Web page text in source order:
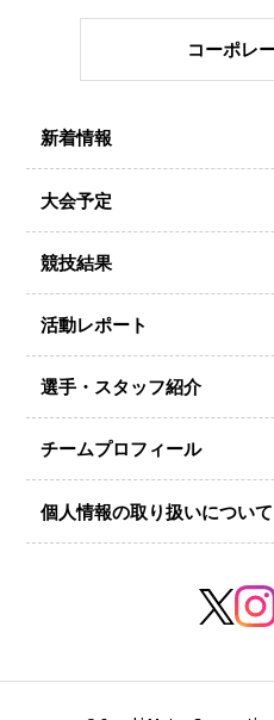
コーポレ
新着情報
大会予定
競技結果
活動レポート
選手・スタッフ紹介
チームプロフィール
個人情報の取り扱いについて